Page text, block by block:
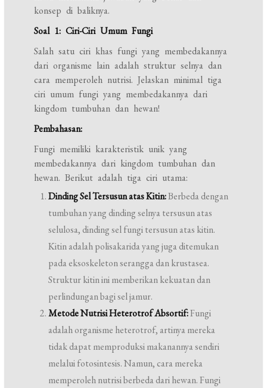
konsep di baliknya.
Soal 1: Ciri-Ciri Umum Fungi
Salah satu ciri khas fungi yang membedakannya
dari organisme lain adalah struktur selnya dan
cara memperoleh nutrisi. Jelaskan minimal tiga
ciri umum fungi yang membedakannya dari
kingdom tumbuhan dan hewan!
Pembahasan:
Fungi memiliki karakteristik unik yang
membedakannya dari kingdom tumbuhan dan
hewan. Berikut adalah tiga ciri utama:
Dinding Sel Tersusun atas Kitin:Berbeda dengan
tumbuhan yang dinding selnya tersusun atas
selulosa, dinding sel fungi tersusun atas kitin.
Kitin adalah polisakarida yang juga ditemukan
pada eksoskeleton serangga dan krustasea.
Struktur kitin ini memberikan kekuatan dan
perlindungan bagi sel jamur.
Metode Nutrisi Heterotrof Absortif:Fungi
adalah organisme heterotrof, artinya mereka
tidak dapat memproduksi makanannya sendiri
melalui fotosintesis. Namun, cara mereka
memperoleh nutrisi berbeda dari hewan. Fungi